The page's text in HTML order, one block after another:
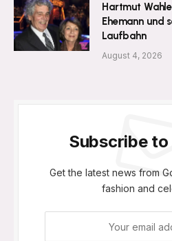
Hartmut
Ehemann und
Laufbahn
August 4, 2026
Subscribe
Get the latest news from
fashion and